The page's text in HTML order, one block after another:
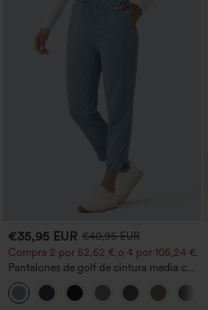
€35,95 EUR €40,95 EUR
Compra 2 por 52,62 € o 4 por 105,24 €.
Pantalones de golf de cintura media con
cordón, dobladillo curvo, secado rápido,
de corte cónico y con bolsillos - UPF40+